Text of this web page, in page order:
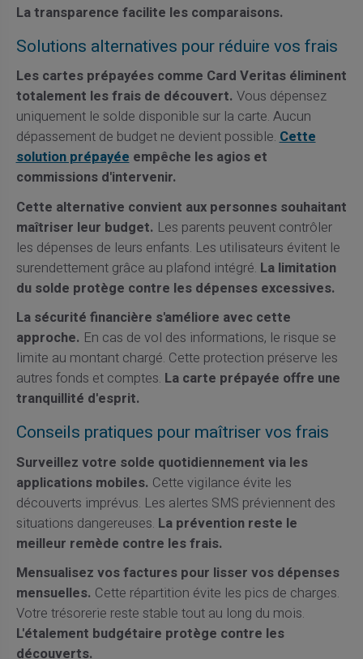
La transparence facilite les comparaisons.
Solutions alternatives pour réduire vos frais
Les cartes prépayées comme Card Veritas éliminent
totalement les frais de découvert. Vous dépensez
uniquement le solde disponible sur la carte. Aucun
dépassement de budget ne devient possible.Cette
solution prépayéeempêche les agios et
commissions d'intervenir.
Cette alternative convient aux personnes souhaitant
maîtriser leur budget. Les parents peuvent contrôler
les dépenses de leurs enfants. Les utilisateurs évitent le
surendettement grâce au plafond intégré. La limitation
du solde protège contre les dépenses excessives.
La sécurité financière s'améliore avec cette
approche. En cas de vol des informations, le risque se
limite au montant chargé. Cette protection préserve les
autres fonds et comptes. La carte prépayée offre une
tranquillité d'esprit.
Conseils pratiques pour maîtriser vos frais
Surveillez votre solde quotidiennement via les
applications mobiles. Cette vigilance évite les
découverts imprévus. Les alertes SMS préviennent des
situations dangereuses. La prévention reste le
meilleur remède contre les frais.
Mensualisez vos factures pour lisser vos dépenses
mensuelles. Cette répartition évite les pics de charges.
Votre trésorerie reste stable tout au long du mois.
L'étalement budgétaire protège contre les
découverts.